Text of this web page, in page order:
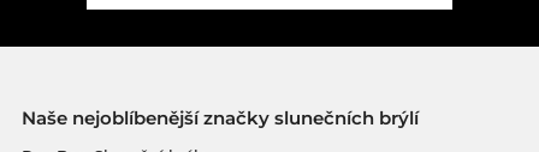
Naše nejoblíbenější značky slunečních brýlí